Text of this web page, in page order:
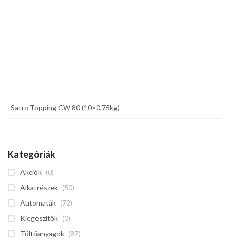
Satro Topping CW 80 (10×0,75kg)
Kategóriák
Akciók (0)
Alkatrészek (50)
Automaták (72)
Kiegészítők (0)
Töltőanyagok (87)